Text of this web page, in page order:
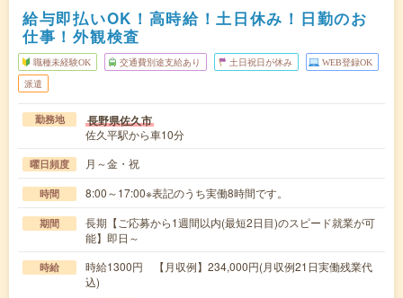
給与即払いOK！高時給！土日休み！日勤のお
仕事！外観検査
職種未経験OK 交通費別途支給あり 土日祝日が休み WEB登録OK
派遣
勤務地 長野県佐久市
佐久平駅から車10分
曜日頻度 月～金・祝
時間 8:00～17:00※表記のうち実働8時間です。
期間
長期【ご応募から1週間以内(最短2日目)のスピード就業が可
能】即日～
時給
時給1300円 【月収例】234,000円(月収例21日実働残業代
込)